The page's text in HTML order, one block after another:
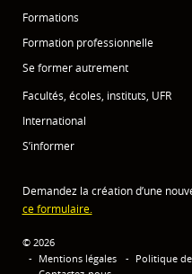
Formations
Formation professionnelle
Se former autrement
Facultés, écoles, instituts, UFR
International
S’informer
Demandez la création d’une
ce formulaire.
© 2026
Mentions légales
Politique